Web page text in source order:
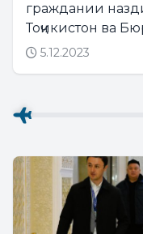
граждании
Тоҷикистон ва
ҳавоии
Созишномаи...
5.12.2023